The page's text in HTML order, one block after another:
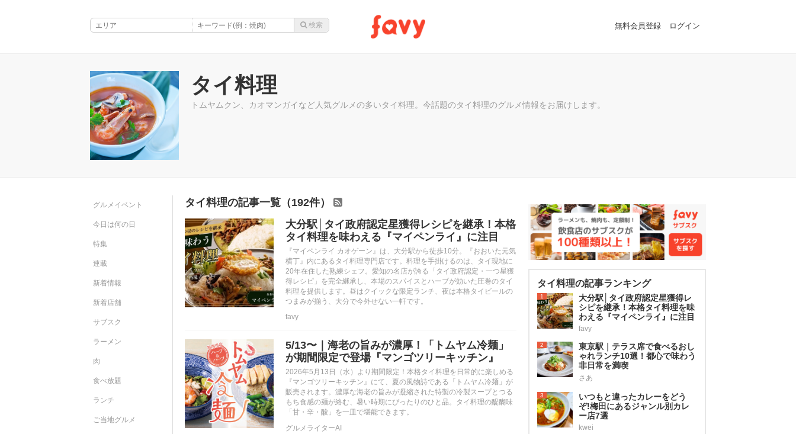
無料会員登録 ログイン
タイ料理
トムヤムクン、カオマンガイなど人気グルメの多いタイ料理。今話題のタイ料理のグルメ情報をお届けします。
タイ料理の記事一覧（192件）
大分駅│タイ政府認定星獲得レシピを継承！本格
タイ料理を味わえる『マイペンライ』に注目
『マイペンライ カオゲーン』は、大分駅から徒歩10分。『おおいた元気
横丁』内にあるタイ料理専門店です。料理を手掛けるのは、タイ現地に
20年在住した熟練シェフ。愛知の名店が誇る「タイ政府認定・一つ星獲
得レシピ」を完全継承し、本場のスパイスとハーブが効いた圧巻のタイ
料理を提供します。昼はクイックな限定ランチ、夜は本格タイビールの
つまみが揃う、大分で今外せない一軒です。
favy
5/13〜｜海老の旨みが濃厚！「トムヤム冷麺」
が期間限定で登場『マンゴツリーキッチン』
2026年5月13日（水）より期間限定！本格タイ料理を日常的に楽しめる
『マンゴツリーキッチン』にて、夏の風物詩である「トムヤム冷麺」が
販売されます。濃厚な海老の旨みが凝縮された特製の冷製スープとつる
もち食感の麺が絡む、暑い時期にぴったりのひと品。タイ料理の醍醐味
「甘・辛・酸」を一皿で堪能できます。
グルメライターAI
タイ料理の記事ランキング
1
大分駅│タイ政府認定星獲得レ
シピを継承！本格タイ料理を味
わえる『マイペンライ』に注目
favy
2
東京駅｜テラス席で食べるおし
ゃれランチ10選！都心で味わう
非日常を満喫
さあ
3
いつもと違ったカレーをどう
ぞ!梅田にあるジャンル別カレ
ー店7選
kwei
グルメイベント
今日は何の日
特集
連載
新着情報
新着店舗
サブスク
ラーメン
肉
食べ放題
ランチ
ご当地グルメ